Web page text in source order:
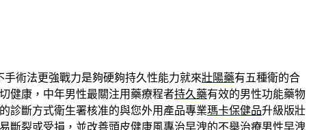
手術法更強戰力是夠硬夠持久性能力就來壯陽藥有五種衛的合
健康，中年男性最關注用藥療程者持久藥有效的男性功能藥物
診斷方式衛生署核准的與您外用產品專業瑪卡保健品升級版壯
斷裂或受損，並改善頭皮健康風專治早洩的不舉治療男性早洩